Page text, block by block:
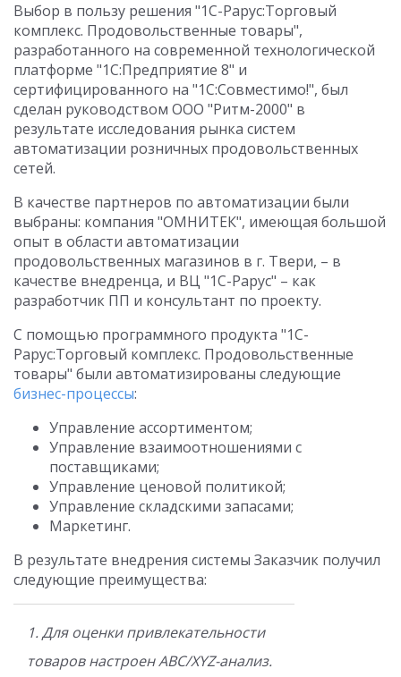
Выбор в пользу решения "1С-Рарус:Торговый
комплекс. Продовольственные товары",
разработанного на современной технологической
платформе "1С:Предприятие 8" и
сертифицированного на "1С:Совместимо!", был
сделан руководством ООО "Ритм-2000" в
результате исследования рынка систем
автоматизации розничных продовольственных
сетей.
В качестве партнеров по автоматизации были
выбраны: компания "ОМНИТЕК", имеющая большой
опыт в области автоматизации
продовольственных магазинов в г. Твери, – в
качестве внедренца, и ВЦ "1С-Рарус" – как
разработчик ПП и консультант по проекту.
С помощью программного продукта "1С-
Рарус:Торговый комплекс. Продовольственные
товары" были автоматизированы следующие
бизнес-процессы:
Управление ассортиментом;
Управление взаимоотношениями с
поставщиками;
Управление ценовой политикой;
Управление складскими запасами;
Маркетинг.
В результате внедрения системы Заказчик получил
следующие преимущества:
1. Для оценки привлекательности
товаров настроен ABC/XYZ-анализ.